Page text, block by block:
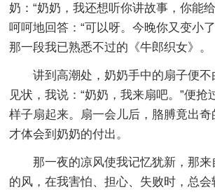
奶：“奶奶，我还想听你讲故事，你能
呵呵地回答：“可以呀。今晚你又变小
那一段我已熟悉不过的《牛郎织女》。
讲到高潮处，奶奶手中的扇子便不
见状，我说：“奶奶，我来扇吧。”便抢
样子扇起来。扇一会儿后，胳膊竟出
才体会到奶奶的付出。
那一夜的凉风使我记忆犹新，那
的风，在我害怕、担心、失败时，总